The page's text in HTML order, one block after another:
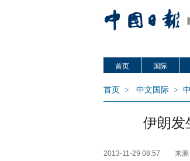
首页 国际
首页 > 中文国际 >
伊朗发
2013-11-29 08:57 来源